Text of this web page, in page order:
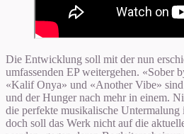
Die Entwicklung soll mit der nun
umfassenden EP weitergehen. «Sober
«Kalif Onya» und «Ano­ther Vibe»
und der Hunger nach mehr in einem.
die perfekte musikalische
doch soll das Werk nicht auf die